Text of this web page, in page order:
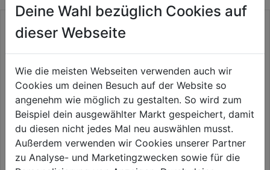
Wollrasen 12m˛ Spiel- und
Sportrasen 10x1,2 m
Rasensamen Spiel und Sport
5kg f. 250m2
Deine Wahl bezüglich Cookies auf
dieser Webseite
Wie die meisten Webseiten verwenden auch wir
Cookies um deinen Besuch auf der Website so
angenehm wie möglich zu gestalten. So wird zum
Beispiel dein ausgewählter Markt gespeichert, damit
du diesen nicht jedes Mal neu auswählen musst.
Außerdem verwenden wir Cookies unserer Partner
zu Analyse- und Marketingzwecken sowie für die